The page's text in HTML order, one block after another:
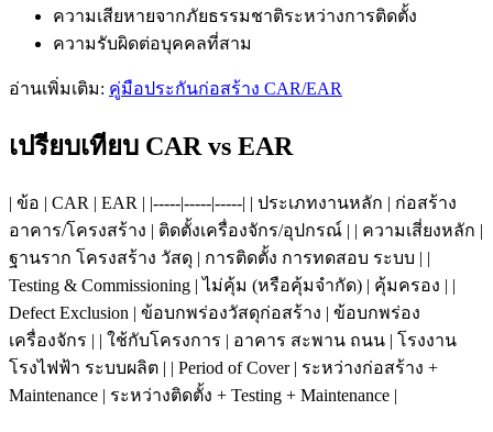
ความเสียหายจากภัยธรรมชาติระหว่างการติดตั้ง
ความรับผิดต่อบุคคลที่สาม
อ่านเพิ่มเติม: คู่มือประกันก่อสร้าง CAR/EAR
เปรียบเทียบ CAR vs EAR
| ข้อ | CAR | EAR | |-----|-----|-----| | ประเภทงานหลัก | ก่อสร้าง
อาคาร/โครงสร้าง | ติดตั้งเครื่องจักร/อุปกรณ์ | | ความเสี่ยงหลัก |
ฐานราก โครงสร้าง วัสดุ | การติดตั้ง การทดสอบ ระบบ | |
Testing & Commissioning | ไม่คุ้ม (หรือคุ้มจำกัด) | คุ้มครอง | |
Defect Exclusion | ข้อบกพร่องวัสดุก่อสร้าง | ข้อบกพร่อง
เครื่องจักร | | ใช้กับโครงการ | อาคาร สะพาน ถนน | โรงงาน
โรงไฟฟ้า ระบบผลิต | | Period of Cover | ระหว่างก่อสร้าง +
Maintenance | ระหว่างติดตั้ง + Testing + Maintenance |